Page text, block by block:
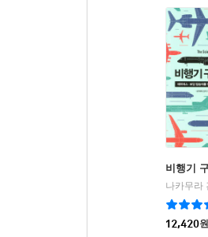
11-08 7.62mm 소형 탄
11-09 300 매그넘 시리
11-10 8mm급 매그넘
11-11 8~9mm급 리볼
11-12 8~9mm급 자동
11-13 9~10mm 자동
11-14 9~10mm급 탄약
11-15 41~44 리볼버 탄
11-16 44~45구경 각종
11-17 초 고위력 권총탄
11-18 초원거리 저격
비행기
12,420원